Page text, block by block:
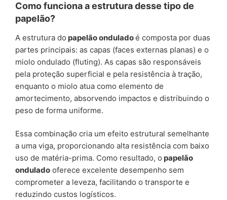
Como funciona a estrutura desse tipo de
papelão?
A estrutura do papelão onduladoé composta por duas
partes principais: as capas (faces externas planas) e o
miolo ondulado (fluting). As capas são responsáveis
pela proteção superficial e pela resistência à tração,
enquanto o miolo atua como elemento de
amortecimento, absorvendo impactos e distribuindo o
peso de forma uniforme.
Essa combinação cria um efeito estrutural semelhante
a uma viga, proporcionando alta resistência com baixo
uso de matéria-prima. Como resultado, o papelão
ondulado oferece excelente desempenho sem
comprometer a leveza, facilitando o transporte e
reduzindo custos logísticos.